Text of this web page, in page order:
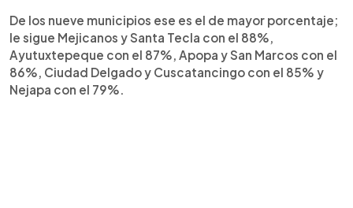
De los nueve municipios ese es el de mayor porcentaje;
le sigue Mejicanos y Santa Tecla con el 88%,
Ayutuxtepeque con el 87%, Apopa y San Marcos con el
86%, Ciudad Delgado y Cuscatancingo con el 85% y
Nejapa con el 79%.